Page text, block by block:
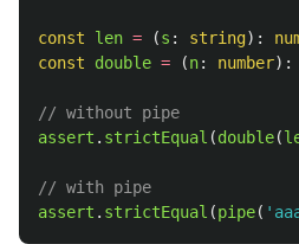
const len = (s : string):
const
double = (n: number):
// without pipe
assert . strictEqual (double(
// with pipe
assert . strictEqual (pipe( '